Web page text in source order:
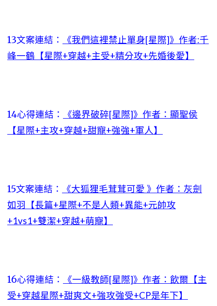
13文案連結：
《我們這裡禁止單身[星際]》作者:千
峰一鶴【星際+穿越+主受+精分攻+先婚後愛】
14心得連結：
《邊界破碎[星際]》作者：顯聖侯
【星際+主攻+穿越+甜寵+強強+軍人】
15文案連結：
《大狐狸毛茸茸可愛 》作者：灰劍
如羽【長篇+星際+不是人類+異能+元帥攻
+1vs1+雙潔+穿越+萌寵】
16心得連結：
《一級教師[星際]》作者：飲爾【主
受+穿越星際+甜爽文+強攻強受+CP是年下】